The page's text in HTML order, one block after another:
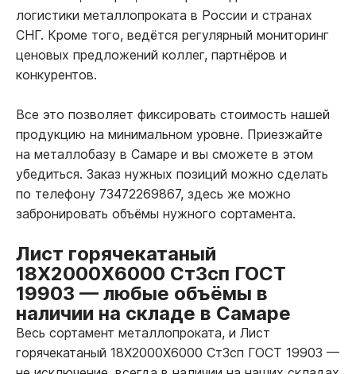
логистики металлопроката в России и странах
СНГ. Кроме того, ведётся регулярный мониторинг
ценовых предложений коллег, партнёров и
конкурентов.
Все это позволяет фиксировать стоимость нашей
продукцию на минимальном уровне. Приезжайте
на металлобазу в Самаре и вы сможете в этом
убедиться. Заказ нужных позиций можно сделать
по телефону 73472269867, здесь же можно
забронировать объёмы нужного сортамента.
Лист горячекатаный
18Х2000Х6000 Ст3сп ГОСТ
19903 — любые объёмы в
наличии на складе в Самаре
Весь сортамент металлопроката, и Лист
горячекатаный 18Х2000Х6000 Ст3сп ГОСТ 19903 —